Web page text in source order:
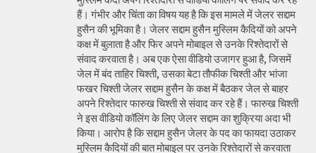
हैं। गंभीर और चिंता का विषय यह है कि इस मामले में जेलर सद्दाम
हुसैन की भूमिका है। जेलर सद्दाम हुसैन मुस्लिम कैदियों को अपने
कक्ष में बुलाता है और फिर अपने मोबाइल से उनके रिश्तेदारों से
संवाद करवाता है। अब एक ऐसा वीडियो उजागर हुआ है, जिसमें
जेल में बंद ताहिर चिश्ती, उसका बेटा तौफीक चिश्ती और भांजा
फखर चिश्ती जेलर सद्दाम हुसैन के कक्ष में बैठकर जेल से बाहर
अपने रिश्तेदार फारुख चिश्ती से संवाद कर रहे हैं। फारुख चिश्ती
ने इस वीडियो कॉलिंग के लिए जेलर सद्दाम का शुक्रिया अदा भी
किया। आरोप है कि सद्दाम हुसैन जेलर के पद का फायदा उठाकर
मुस्लिम कैदियों की बात मोबाइल पर उनके रिश्तेदारों से करवाता